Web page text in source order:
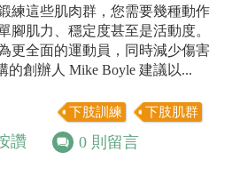
練這些肌肉群，您需要幾種動作
腳肌力、穩定度甚至是活動度。
更全面的運動員，同時減少傷害
的創辦人 Mike Boyle 建議以...
下肢訓練 下肢肌群
讚 0 則留言